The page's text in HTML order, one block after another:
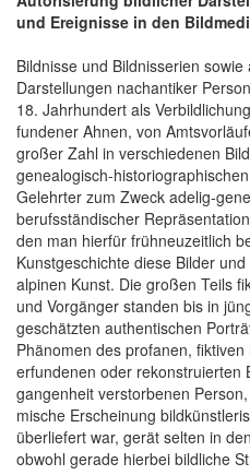
und Ereignisse in den
Bildnisse und Bildnis­serien
Darstel­lungen nachantiker
18. Jahr­hundert als
fundener Ahnen, von
großer Zahl in ver­schiedenen
genealogisch-
Gelehrter zum Zweck adelig-
berufs­ständischer
den man hierfür frühneu­zeitlich
Kunst­geschichte diese Bilder
alpinen Kunst. Die großen Teils
und Vorgänger standen bis in
geschätzten authentischen
Phänomen des profanen,
erfundenen oder
gangenheit verstorbenen
mische Er­scheinung
überliefert war, gerät selten in
obwohl gerade hierbei bildliche